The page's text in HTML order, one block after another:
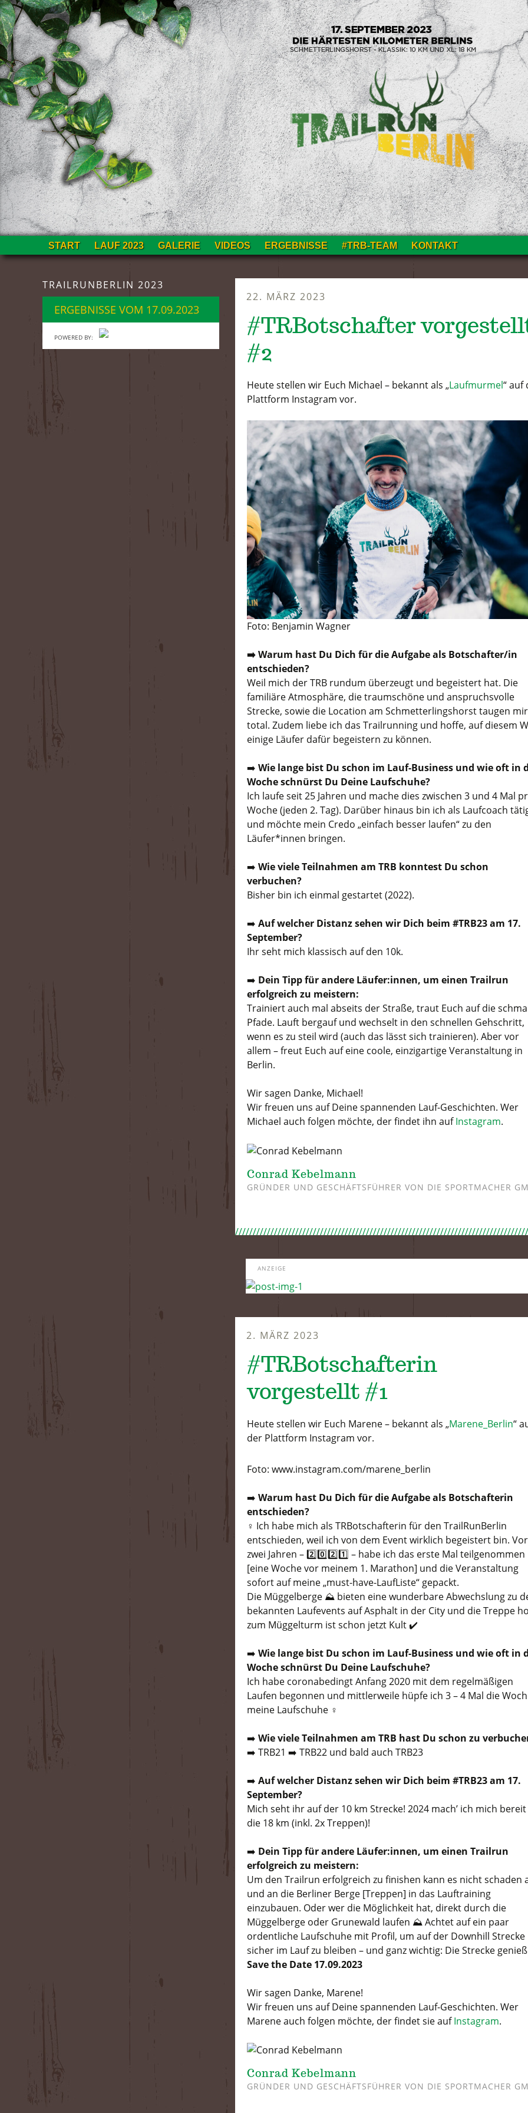
Zum
Inhalt
START LAUF 2023 GALERIE VIDEOS ERGEBNISSE #TRB-TEAM KONTAKT
TRAILRUNBERLIN 2023
ERGEBNISSE VOM 17.09.2023
POWERED BY:
22. MÄRZ 2023
#TRBotschafter
#2
Heute stellen wir Euch Michael – bekannt als „Laufmurmel“ auf
Plattform Instagram vor.
Foto: Benjamin Wagner
➡️ Warum hast Du Dich für die Aufgabe als Botschafter/in
entschieden?
Weil mich der TRB rundum überzeugt und begeistert hat. Die
familiäre Atmosphäre, die traumschöne und anspruchsvolle
Strecke, sowie die Location am Schmetterlingshorst taugen mir
total. Zudem liebe ich das Trailrunning und hoffe, auf diesem
einige Läufer dafür begeistern zu können.
➡️ Wie lange bist Du schon im Lauf-Business und wie oft in
Woche schnürst Du Deine Laufschuhe?
Ich laufe seit 25 Jahren und mache dies zwischen 3 und 4 Mal
Woche (jeden 2. Tag). Darüber hinaus bin ich als Laufcoach
und möchte mein Credo „einfach besser laufen“ zu den
Läufer*innen bringen.
➡️ Wie viele Teilnahmen am TRB konntest Du schon
verbuchen?
Bisher bin ich einmal gestartet (2022).
➡️ Auf welcher Distanz sehen wir Dich beim #TRB23 am 17.
September?
Ihr seht mich klassisch auf den 10k.
➡️ Dein Tipp für andere Läufer:innen, um einen Trailrun
erfolgreich zu meistern:
Trainiert auch mal abseits der Straße, traut Euch auf die
Pfade. Lauft bergauf und wechselt in den schnellen Gehschritt,
wenn es zu steil wird (auch das lässt sich trainieren). Aber vor
allem – freut Euch auf eine coole, einzigartige Veranstaltung in
Berlin.
Wir sagen Danke, Michael!
Wir freuen uns auf Deine spannenden Lauf-Geschichten. Wer
Michael auch folgen möchte, der findet ihn aufInstagram.
Conrad Kebelmann
GRÜNDER UND GESCHÄFTSFÜHRER VON DIE SPORTMACHER
ANZEIGE
2. MÄRZ 2023
#TRBotschafterin
vorgestellt #1
Heute stellen wir Euch Marene – bekannt als „Marene_Berlin“
der Plattform Instagram vor.
Foto: www.instagram.com/marene_berlin
➡️ Warum hast Du Dich für die Aufgabe als Botschafterin
entschieden?
‍♀️ Ich habe mich als TRBotschafterin für den TrailRunBerlin
entschieden, weil ich von dem Event wirklich begeistert bin. Vor
zwei Jahren – 2️⃣0️⃣2️⃣1️⃣ – habe ich das erste Mal
[eine Woche vor meinem 1. Marathon] und die Veranstaltung
sofort auf meine „must-have-LaufListe“ gepackt.
Die Müggelberge ⛰️ bieten eine wunderbare Abwechslung zu
bekannten Laufevents auf Asphalt in der City und die Treppe
zum Müggelturm ist schon jetzt Kult ✔️
➡️ Wie lange bist Du schon im Lauf-Business und wie oft in
Woche schnürst Du Deine Laufschuhe?
Ich habe coronabedingt Anfang 2020 mit dem regelmäßigen
Laufen begonnen und mittlerweile hüpfe ich 3 – 4 Mal die
meine Laufschuhe ‍♀️
➡️ Wie viele Teilnahmen am TRB hast Du schon zu
➡️ TRB21 ➡️ TRB22 und bald auch TRB23
➡️ Auf welcher Distanz sehen wir Dich beim #TRB23 am 17.
September?
Mich seht ihr auf der 10 km Strecke! 2024 mach’ ich mich
die 18 km (inkl. 2x Treppen)!
➡️ Dein Tipp für andere Läufer:innen, um einen Trailrun
erfolgreich zu meistern:
Um den Trailrun erfolgreich zu finishen kann es nicht schaden
und an die Berliner Berge [Treppen] in das Lauftraining
einzubauen. Oder wer die Möglichkeit hat, direkt durch die
Müggelberge oder Grunewald laufen ⛰️ Achtet auf ein paar
ordentliche Laufschuhe mit Profil, um auf der Downhill Strecke
sicher im Lauf zu bleiben – und ganz wichtig: Die Strecke
Save the Date 17.09.2023
Wir sagen Danke, Marene!
Wir freuen uns auf Deine spannenden Lauf-Geschichten. Wer
Marene auch folgen möchte, der findet sie aufInstagram.
Conrad Kebelmann
GRÜNDER UND GESCHÄFTSFÜHRER VON DIE SPORTMACHER